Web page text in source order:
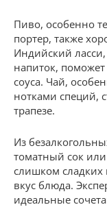
Пиво, особенно
портер, также
Индийский
напиток, поможет
соуса. Чай,
нотками специй,
трапезе.
Из
томатный сок
слишком сладких
вкус блюда.
идеальные